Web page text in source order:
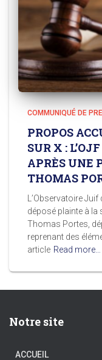
COMMUNIQUÉ DE
PROPOS
SUR X :
APRÈS UNE
THOMAS
L’Observatoire
déposé plainte à la
Thomas Portes,
reprenant des
article Read more…
Notre site
ACCUEIL